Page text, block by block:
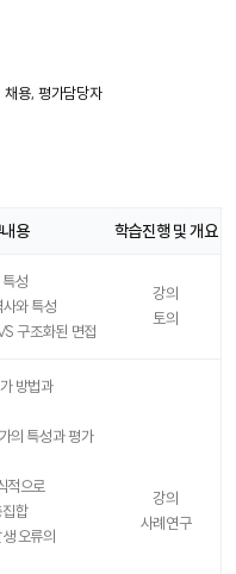
채용, 평가담당자
용 학습진행 및 개요
성
와 특성
구조화된 면접
강의
토의
방법과
의 특성과 평가
적으로
합
오류의
강의
사례연구